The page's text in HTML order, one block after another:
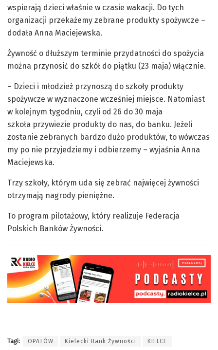
wspierają dzieci właśnie w czasie wakacji. Do tych
organizacji przekażemy zebrane produkty spożywcze –
dodała Anna Maciejewska.
Żywność o dłuższym terminie przydatności do spożycia
można przynosić do szkół do piątku (23 maja) włącznie.
– Dzieci i młodzież przynoszą do szkoły produkty
spożywcze w wyznaczone wcześniej miejsce. Natomiast
w kolejnym tygodniu, czyli od 26 do 30 maja
szkoła przywiezie produkty do nas, do banku. Jeżeli
zostanie zebranych bardzo dużo produktów, to wówczas
my po nie przyjedziemy i odbierzemy – wyjaśnia Anna
Maciejewska.
Trzy szkoły, którym uda się zebrać najwięcej żywności
otrzymają nagrody pieniężne.
To program pilotażowy, który realizuje Federacja
Polskich Banków Żywności.
Tagi: OPATÓW Kielecki Bank Żywności KIELCE